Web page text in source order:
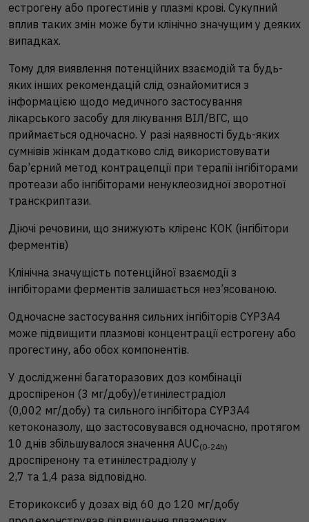
естрогену або прогестинів у плазмі крові. Сукупний
вплив таких змін може бути клінічно значущим у деяких
випадках.
Тому для виявлення потенційних взаємодій та будь-
яких інших рекомендацій слід ознайомитися з
інформацією щодо медичного застосування
лікарського засобу для лікування ВІЛ/ВГС, що
приймається одночасно. У разі наявності будь-яких
сумнівів жінкам додатково слід використовувати
бар’єрний метод контрацепції при терапії інгібіторами
протеази або інгібіторами ненуклеозидної зворотної
транскриптази.
Діючі речовини, що знижують кліренс КОК (інгібітори
ферментів)
Клінічна значущість потенційної взаємодії з
інгібіторами ферментів залишається нез’ясованою.
Одночасне застосування сильних інгібіторів CYP3A4
може підвищити плазмові концентрації естрогену або
прогестину, або обох компонентів.
У дослідженні багаторазових доз комбінації
дроспіренон (3 мг/добу)/етинілестрадіол
(0,002 мг/добу) та сильного інгібітора CYP3A4
кетоконазолу, що застосовувався одночасно, протягом
10 днів збільшувалося значення AUC(0-24h)
дроспіренону та етинілестрадіолу у
2,7 та 1,4 раза відповідно.
Еторикоксиб у дозах від 60 до 120 мг/добу